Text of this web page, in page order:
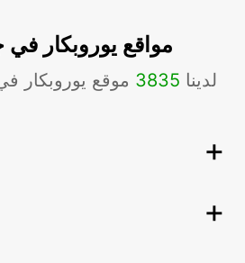
مواقع يوروبكار في
لدينا 3835 موقع يوروبكار